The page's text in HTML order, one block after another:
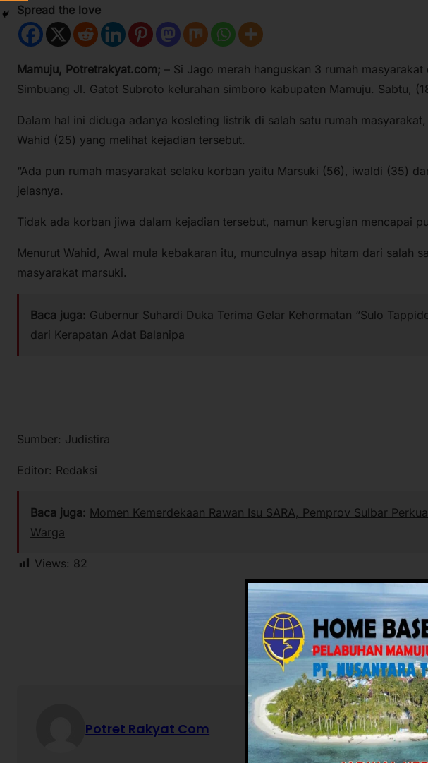
Spread the love
Mamuju, Potretrakyat.com; – Si Jago merah hanguskan 3 rumah masyarakat
Simbuang Jl. Gatot Subroto kelurahan simboro kabupaten Mamuju. Sabtu,
Dalam hal ini diduga adanya kosleting listrik di salah satu rumah
Wahid (25) yang melihat kejadian tersebut.
“Ada pun rumah masyarakat selaku korban yaitu Marsuki (56), iwaldi (35)
jelasnya.
Tidak ada korban jiwa dalam kejadian tersebut, namun kerugian mencapai
Menurut Wahid, Awal mula kebakaran itu, munculnya asap hitam dari salah
masyarakat marsuki.
Baca juga: Gubernur Suhardi Duka Terima Gelar Kehormatan “Sulo
dari Kerapatan Adat Balanipa
Sumber: Judistira
Editor: Redaksi
Baca juga: Momen Kemerdekaan Rawan Isu SARA, Pemprov Sulbar
Warga
Views: 82
Potret Rakyat Com